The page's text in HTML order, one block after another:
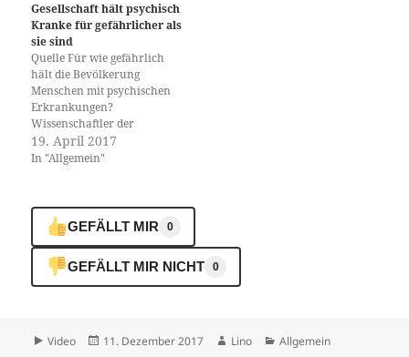
Gesellschaft hält psychisch
Kranke für gefährlicher als
sie sind
Quelle Für wie gefährlich
hält die Bevölkerung
Menschen mit psychischen
Erkrankungen?
Wissenschaftler der
Universität Basel und der
Universitären
welche Faktoren die soziale
Stigmatisierung beeinflussen.
Die Fachzeitschrift «Scientific
Reports» hat die Resultate
veröffentlicht. Menschen mit
psychischen Krankheiten
zu den eigentlichen…
19. April 2017
In "Allgemein"
GEFÄLLT MIR 0
GEFÄLLT MIR NICHT 0
Format
Video
Veröffentlicht
11. Dezember 2017 Autor
Lino Kategorien
Allgemein